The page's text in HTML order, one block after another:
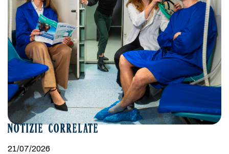
NOTIZIE CORRELATE
21/07/2026